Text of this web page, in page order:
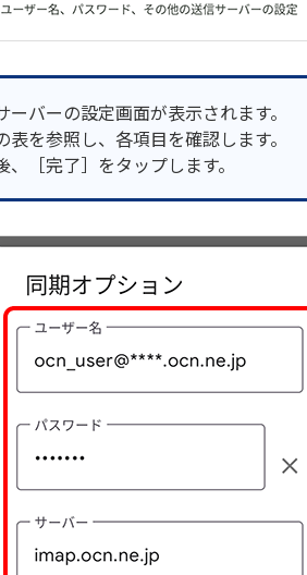
ーバーの設定画面が表示されます。
表を参照し、各項目を確認します。
、［完了］をタップします。